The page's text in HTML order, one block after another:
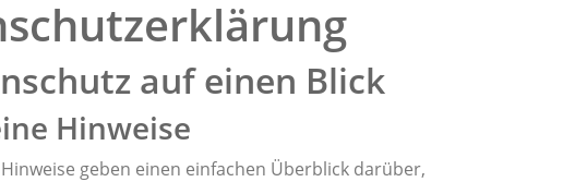
auf einen Blick
Hinweise
geben einen einfachen Überblick darüber,